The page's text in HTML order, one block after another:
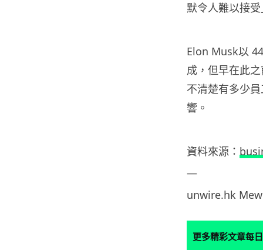
默令人難以接
Elon Musk以
成，但早在此
不清楚有多少
響。
資料來源：
—
unwire.hk
更多精彩文章每